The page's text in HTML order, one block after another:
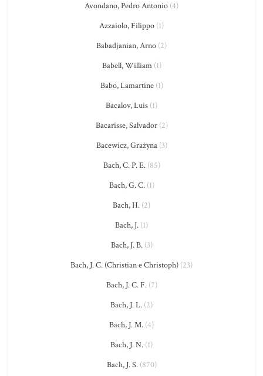
Avondano, Pedro Antonio (4)
Azzaiolo, Filippo (1)
Babadjanian, Arno (2)
Babell, William(1)
Babo, Lamartine(1)
Bacalov, Luis (1)
Bacarisse, Salvador(2)
Bacewicz, Grażyna(3)
Bach, C. P. E.(85)
Bach, G. C.(1)
Bach, H. (2)
Bach, J. (1)
Bach, J. B.(3)
Bach, J. C. (Christian e Christoph) (23)
Bach, J. C. F.(7)
Bach, J. L. (2)
Bach, J. M. (4)
Bach, J. N. (1)
Bach, J. S.(870)